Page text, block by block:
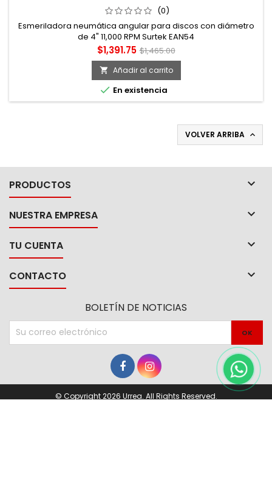
(0)
Esmeriladora neumática angular para discos con diámetro
de 4" 11,000 RPM Surtek EAN54
Precio
$1,391.75 Precio
base
$1,465.00
 Añadir al carrito
 En existencia
VOLVER ARRIBA 
PRODUCTOS 
NUESTRA EMPRESA 
TU CUENTA 
CONTACTO 
BOLETÍN DE NOTICIAS
© Copyright 2026 Urrea. All Rights Reserved.